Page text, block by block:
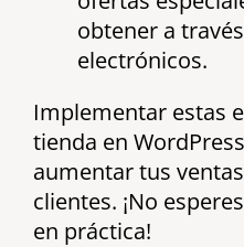
obtener a
electrónicos.
Implementar estas
tienda en
aumentar tus
clientes. ¡No
en práctica!